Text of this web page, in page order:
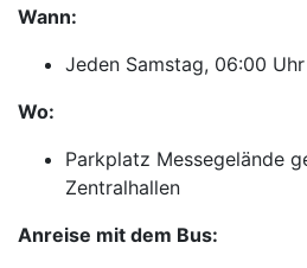
Wann:
Jeden Samstag, 06:00
Wo:
Parkplatz Messegelände
Zentralhallen
Anreise mit dem Bus: